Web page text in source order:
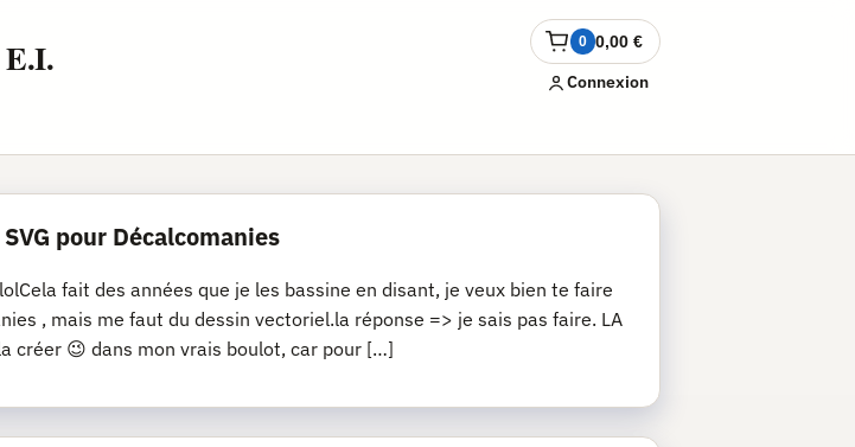
0 0,00€
Ouvrir
le
panierConnexion
pour Décalcomanies
fait des années que je les bassine en disant, je veux bien te faire
, mais me faut du dessin vectoriel.la réponse => je sais pas faire. LA
créer 😉 dans mon vrais boulot, car pour […]